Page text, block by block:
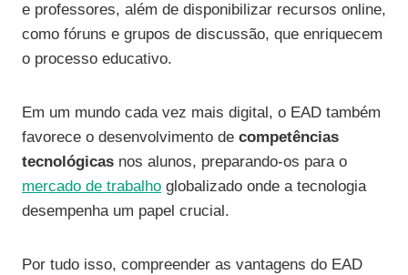
e professores, além de disponibilizar recursos online,
como fóruns e grupos de discussão, que enriquecem
o processo educativo.
Em um mundo cada vez mais digital, o EAD também
favorece o desenvolvimento de competências
tecnológicas nos alunos, preparando-os para o
mercado de trabalho globalizado onde a tecnologia
desempenha um papel crucial.
Por tudo isso, compreender as vantagens do EAD